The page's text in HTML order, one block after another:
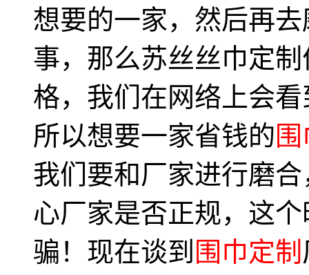
想要的一家，然后再
事，那么苏丝丝巾定
格，我们在网络上会
所以想要一家省钱的
我们要和厂家进行磨
心厂家是否正规，这
骗！现在谈到 围巾定制